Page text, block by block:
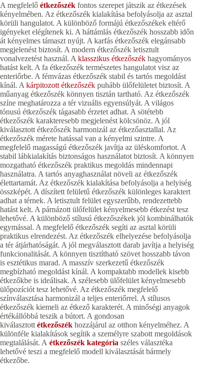
A megfelelő étkezőszék fontos szerepet játszik az étkezések
kényelmében. Az étkezőszék kialakítása befolyásolja az asztal
körüli hangulatot. A különböző formájú étkezőszékek eltérő
igényeket elégítenek ki. A háttámlás étkezőszék hosszabb időn
át kényelmes támaszt nyújt. A karfás étkezőszék elegánsabb
megjelenést biztosít. A modern étkezőszék letisztult
vonalvezetést használ. A klasszikus étkezőszék hagyományos
hatást kelt. A fa étkezőszék természetes hangulatot visz az
enteriőrbe. A fémvázas étkezőszék stabil és tartós megoldást
kínál. A kárpitozott étkezőszék puhább ülőfelületet biztosít. A
műanyag étkezőszék könnyen tisztán tartható. Az étkezőszék
színe meghatározza a tér vizuális egyensúlyát. A világos
tónusú étkezőszék tágasabb érzetet adhat. A sötétebb
étkezőszék karakteresebb megjelenést kölcsönöz. A jól
kiválasztott étkezőszék harmonizál az étkezőasztallal. Az
étkezőszék mérete hatással van a kényelmi szintre. A
megfelelő magasságú étkezőszék javítja az üléskomfortot. A
stabil lábkialakítás biztonságos használatot biztosít. A könnyen
mozgatható étkezőszék praktikus megoldás mindennapi
használatra. A tartós anyaghasználat növeli az étkezőszék
élettartamát. Az étkezőszék kialakítása befolyásolja a helyiség
összképét. A díszített felületű étkezőszék különleges karaktert
adhat a térnek. A letisztult felület egyszerűbb, rendezettebb
hatást kelt. A párnázott ülőfelület kényelmesebb étkezést tesz
lehetővé. A különböző stílusú étkezőszékek jól kombinálhatók
egymással. A megfelelő étkezőszék segíti az asztal körüli
praktikus elrendezést. Az étkezőszék elhelyezése befolyásolja
a tér átjárhatóságát. A jól megválasztott darab javítja a helyiség
funkcionalitását. A könnyen tisztítható szövet hosszabb távon
is esztétikus marad. A masszív szerkezetű étkezőszék
megbízható megoldást kínál. A kompaktabb modellek kisebb
étkezőkbe is ideálisak. A szélesebb ülőfelület kényelmesebb
ülőpozíciót tesz lehetővé. Az étkezőszék megfelelő
színválasztása harmonizál a teljes enteriőrrel. A stílusos
étkezőszék kiemeli az étkező karakterét. A minőségi anyagok
értékállóbbá teszik a bútort. A gondosan
kiválasztott étkezőszék hozzájárul az otthon kényelméhez. A
különféle kialakítások segítik a személyre szabott megoldások
megtalálását. A étkezőszék kategória széles választéka
lehetővé teszi a megfelelő modell kiválasztását bármely
étkezőbe.